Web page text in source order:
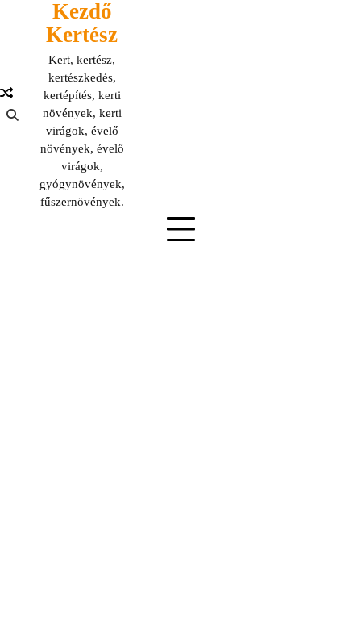
Kezdő
Kertész
Kert, kertész,
kertészkedés,
kertépítés, kerti
növények, kerti
virágok, évelő
növények, évelő
virágok,
gyógynövények,
fűszernövények.